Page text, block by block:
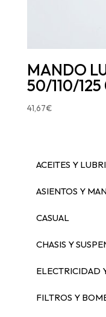
MANDO
50/110/125
41,67€
ACEITES Y
ASIENTOS Y
CASUAL
CHASIS Y
ELECTRICIDAD
FILTROS Y